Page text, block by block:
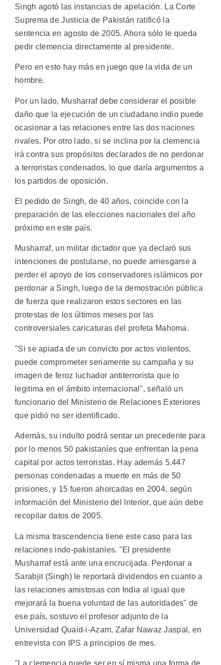
Singh agotó las instancias de apelación. La Corte
Suprema de Justicia de Pakistán ratificó la
sentencia en agosto de 2005. Ahora sólo le queda
pedir clemencia directamente al presidente.
Pero en esto hay más en juego que la vida de un
hombre.
Por un lado, Musharraf debe considerar el posible
daño que la ejecución de un ciudadano indio puede
ocasionar a las relaciones entre las dos naciones
rivales. Por otro lado, si se inclina por la clemencia
irá contra sus propósitos declarados de no perdonar
a terroristas condenados, lo que daría argumentos a
los partidos de oposición.
El pedido de Singh, de 40 años, coincide con la
preparación de las elecciones nacionales del año
próximo en este país.
Musharraf, un militar dictador que ya declaró sus
intenciones de postularse, no puede arriesgarse a
perder el apoyo de los conservadores islámicos por
perdonar a Singh, luego de la demostración pública
de fuerza que realizaron estos sectores en las
protestas de los últimos meses por las
controversiales caricaturas del profeta Mahoma.
"Si se apiada de un convicto por actos violentos,
puede comprometer seriamente su campaña y su
imagen de feroz luchador antiterrorista que lo
legitima en el ámbito internacional", señaló un
funcionario del Ministerio de Relaciones Exteriores
que pidió no ser identificado.
Además, su indulto podrá sentar un precedente para
por lo menos 50 pakistaníes que enfrentan la pena
capital por actos terroristas. Hay además 5.447
personas condenadas a muerte en más de 50
prisiones, y 15 fueron ahorcadas en 2004, según
información del Ministerio del Interior, que aún debe
recopilar datos de 2005.
La misma trascendencia tiene este caso para las
relaciones indo-pakistaníes. "El presidente
Musharraf está ante una encrucijada. Perdonar a
Sarabjit (Singh) le reportará dividendos en cuanto a
las relaciones amistosas con India al igual que
mejorará la buena voluntad de las autoridades" de
ese país, sostuvo el profesor adjunto de la
Universidad Quaid-i-Azam, Zafar Nawaz Jaspal, en
entrevista con IPS a principios de mes.
"La clemencia puede ser en sí misma una forma de